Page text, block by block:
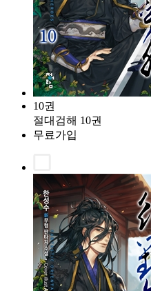
10권
절대검해 10권
무료가입